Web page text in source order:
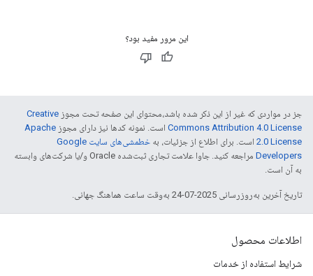
این مرور مفید بود؟
جز در مواردی که غیر از این ذکر شده باشد،‌محتوای این صفحه تحت مجوز Creative
Commons Attribution 4.0 License است. نمونه کدها نیز دارای مجوز Apache
2.0 License است. برای اطلاع از جزئیات، به
خطمشی‌های سایت Google
Developers‏
مراجعه کنید. جاوا علامت تجاری ثبت‌شده Oracle و/یا شرکت‌های وابسته
به آن است.
تاریخ آخرین به‌روزرسانی 2025-07-24 به‌وقت ساعت هماهنگ جهانی.
اطلاعات محصول
شرایط استفاده از خدمات